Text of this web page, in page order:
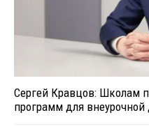
Сергей Кравцов: Школам
программ для внеурочной